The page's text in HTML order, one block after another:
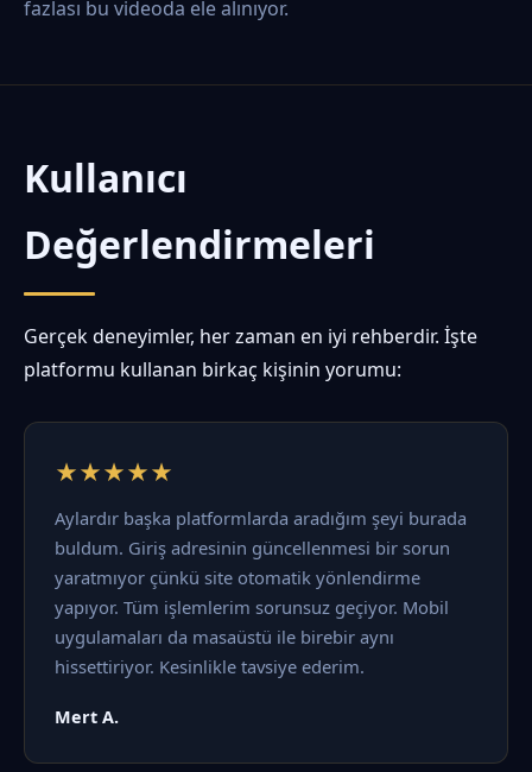
fazlası bu videoda ele alınıyor.
Kullanıcı
Değerlendirmeleri
Gerçek deneyimler, her zaman en iyi rehberdir. İşte
platformu kullanan birkaç kişinin yorumu:
★★★★★
Aylardır başka platformlarda aradığım şeyi burada
buldum. Giriş adresinin güncellenmesi bir sorun
yaratmıyor çünkü site otomatik yönlendirme
yapıyor. Tüm işlemlerim sorunsuz geçiyor. Mobil
uygulamaları da masaüstü ile birebir aynı
hissettiriyor. Kesinlikle tavsiye ederim.
Mert A.